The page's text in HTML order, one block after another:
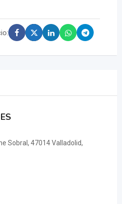
Sobral, 47014 Valladolid,